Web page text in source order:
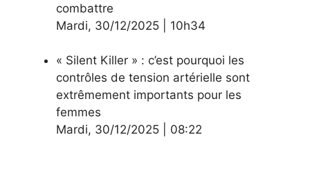
combattre
Mardi, 30/12/2025 10h34
« Silent Killer » : c’est pourquoi les
contrôles de tension artérielle sont
extrêmement importants pour les
femmes
Mardi, 30/12/2025 08:22